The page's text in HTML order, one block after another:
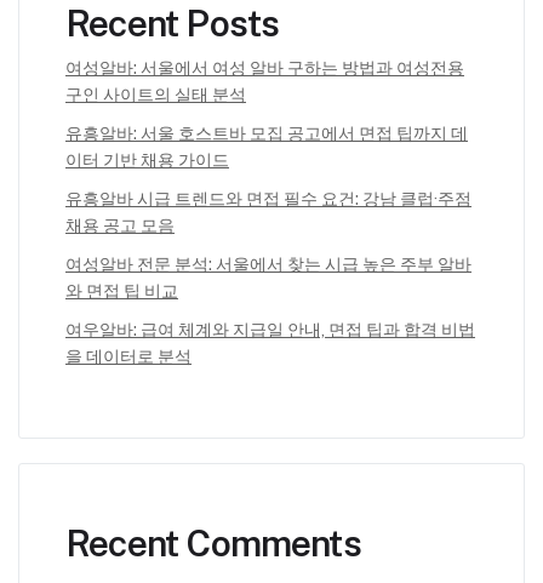
Recent Posts
여성알바: 서울에서 여성 알바 구하는 방법과 여성전용
구인 사이트의 실태 분석
유흥알바: 서울 호스트바 모집 공고에서 면접 팁까지 데
이터 기반 채용 가이드
유흥알바 시급 트렌드와 면접 필수 요건: 강남 클럽·주점
채용 공고 모음
여성알바 전문 분석: 서울에서 찾는 시급 높은 주부 알바
와 면접 팁 비교
여우알바: 급여 체계와 지급일 안내, 면접 팁과 합격 비법
을 데이터로 분석
Recent Comments